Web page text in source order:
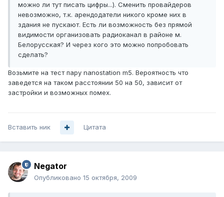
можно ли тут писать цифры...). Сменить провайдеров
невозможно, т.к. арендодатели никого кроме них в
здания не пускают. Есть ли возможность без прямой
видимости организовать радиоканал в районе м.
Белорусская? И через кого это можно попробовать
сделать?
Возьмите на тест пару nanostation m5. Вероятность что
заведется на таком расстоянии 50 на 50, зависит от
застройки и возможных помех.
Вставить ник Цитата
Negator
Опубликовано 15 октября, 2009